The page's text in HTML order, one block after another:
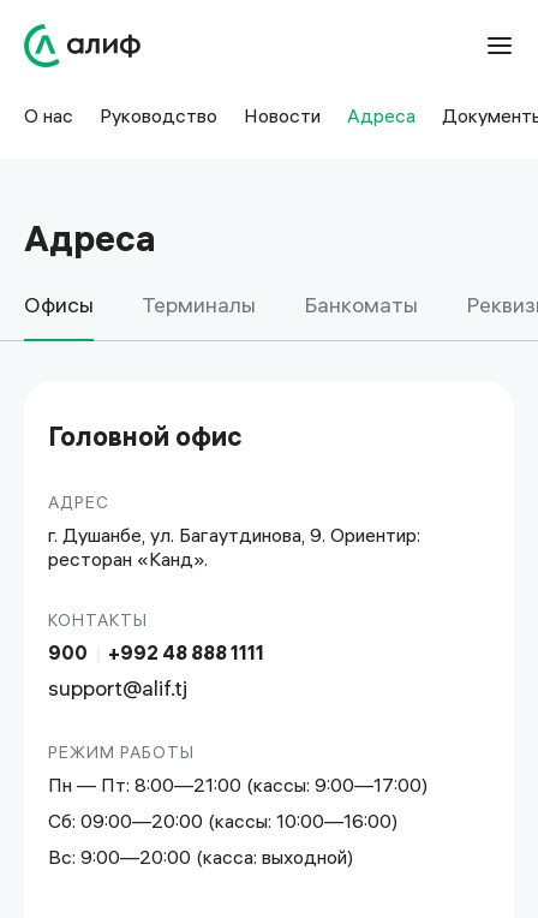
О нас Руководство Новости Адреса
Адреса
Офисы Терминалы Банкоматы
Головной офис
АДРЕС
г. Душанбе, ул. Багаутдинова, 9. Ориентир:
ресторан «Канд».
КОНТАКТЫ
900 +992 48 888 1111
support@alif.tj
РЕЖИМ РАБОТЫ
Пн — Пт: 8:00—21:00 (кассы: 9:00—17:00)
Сб: 09:00—20:00 (кассы: 10:00—16:00)
Вс: 9:00—20:00 (касса: выходной)